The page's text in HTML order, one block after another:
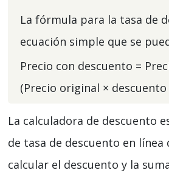
La fórmula para la tasa de
ecuación simple que se
Precio con descuento =
(Precio original × descuento
La calculadora de descuento
de tasa de descuento en
calcular el descuento y la